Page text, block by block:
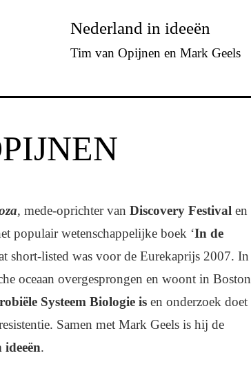
Nederland in ideeën
Tim van Opijnen en Mark Geels
, mede-oprichter van Discovery Festival en
populair wetenschappelijke boek ‘In de
short-listed was voor de Eurekaprijs 2007. In
oceaan overgesprongen en woont in Boston
Systeem Biologie is en onderzoek doet
Samen met Mark Geels is hij de
.